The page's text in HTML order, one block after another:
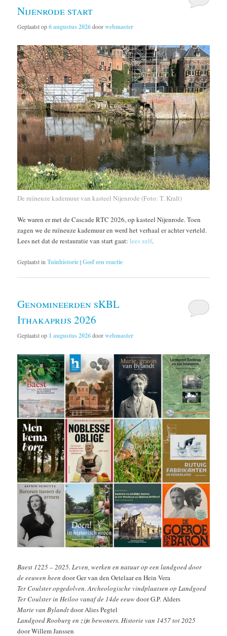
Nijenrode start
Geplaatst op6 augustus 2026doorwebmaster
De ruïneuze kademuur van kasteel Nijenrode (Foto: T. Kralt)
We waren er met de Cascade RTC 2026, op kasteel Nijenrode. Toen
zagen we de ruïneuze kademuur en werd het verhaal er achter verteld.
Lees net dat de restauratie van start gaat:lees zelf.
Geplaatst in Tuinhistorie|Geef een reactie
Genomineerden sKBL
Ithakaprijs 2026
Geplaatst op 1 augustus 2026doorwebmaster
Baest 1225 – 2025. Leven, werken en natuur op een landgoed door
de eeuwen heen door Ger van den Oetelaar en Hein Vera
Ter Coulster opgedolven. Archeologische vindplaatsen op Landgoed
Ter Coulster in Heiloo vanaf de 14de eeuwdoor G.P. Alders
Marie van Bylandtdoor Alies Pegtel
Landgoed Rooburg en zijn bewoners. Historie van 1457 tot 2025
door Willem Janssen